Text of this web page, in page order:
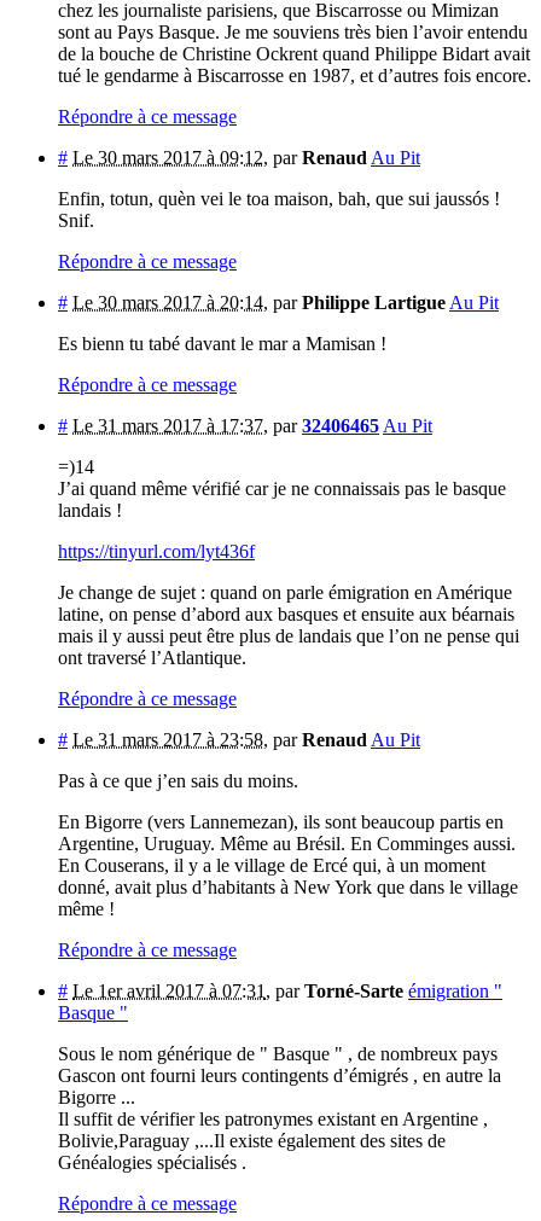
chez les journaliste parisiens, que Biscarrosse ou Mimizan
sont au Pays Basque. Je me souviens très bien l’avoir entendu
de la bouche de Christine Ockrent quand Philippe Bidart avait
tué le gendarme à Biscarrosse en 1987, et d’autres fois encore.
Répondre à ce message
# Le 30 mars 2017 à 09:12, parRenaud Au Pit
Enfin, totun, quèn vei le toa maison, bah, que sui jaussós !
Snif.
Répondre à ce message
# Le 30 mars 2017 à 20:14, parPhilippe Lartigue Au Pit
Es bienn tu tabé davant le mar a Mamisan !
Répondre à ce message
# Le 31 mars 2017 à 17:37, par32406465 Au Pit
=)14
J’ai quand même vérifié car je ne connaissais pas le basque
landais !
https://tinyurl.com/lyt436f
Je change de sujet : quand on parle émigration en Amérique
latine, on pense d’abord aux basques et ensuite aux béarnais
mais il y aussi peut être plus de landais que l’on ne pense qui
ont traversé l’Atlantique.
Répondre à ce message
# Le 31 mars 2017 à 23:58, parRenaud Au Pit
Pas à ce que j’en sais du moins.
En Bigorre (vers Lannemezan), ils sont beaucoup partis en
Argentine, Uruguay. Même au Brésil. En Comminges aussi.
En Couserans, il y a le village de Ercé qui, à un moment
donné, avait plus d’habitants à New York que dans le village
même !
Répondre à ce message
# Le 1er avril 2017 à 07:31 , parTorné-Sarte émigration "
Basque "
Sous le nom générique de " Basque " , de nombreux pays
Gascon ont fourni leurs contingents d’émigrés , en autre la
Bigorre ...
Il suffit de vérifier les patronymes existant en Argentine ,
Bolivie,Paraguay ,...Il existe également des sites de
Généalogies spécialisés .
Répondre à ce message